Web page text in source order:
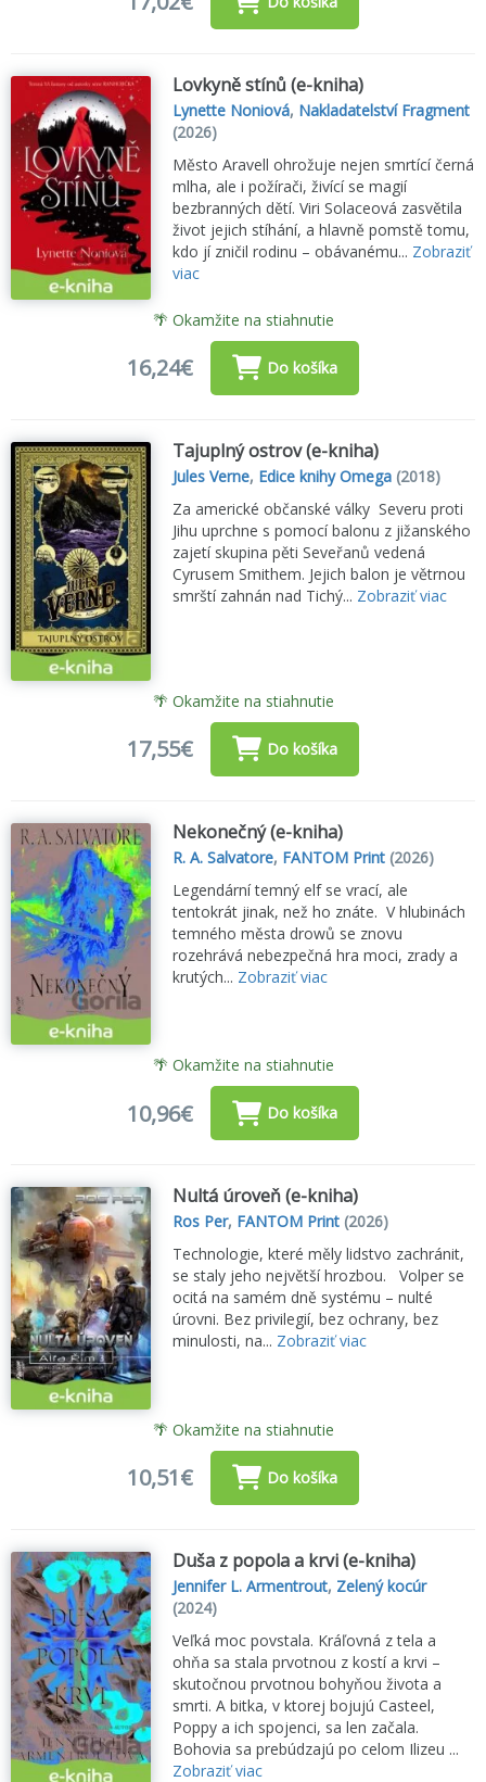
Lovkyně stínů (e-kniha)
Lynette Noniová, Nakladatelství Fragment
(2026)
Město Aravell ohrožuje nejen smrtící černá
mlha, ale i požírači, živící se magií
bezbranných dětí. Viri Solaceová zasvětila
život jejich stíhání, a hlavně pomstě tomu,
kdo jí zničil rodinu – obávanému... Zobraziť
viac
🌴 Okamžite na stiahnutie
16,24€ Do košíka
Tajuplný ostrov (e-kniha)
Jules Verne, Edice knihy Omega (2018)
Za americké občanské války Severu proti
Jihu uprchne s pomocí balonu z jižanského
zajetí skupina pěti Seveřanů vedená
Cyrusem Smithem. Jejich balon je větrnou
smrští zahnán nad Tichý... Zobraziť viac
🌴 Okamžite na stiahnutie
17,55€ Do košíka
Nekonečný (e-kniha)
R. A. Salvatore, FANTOM Print (2026)
Legendární temný elf se vrací, ale
tentokrát jinak, než ho znáte. V hlubinách
temného města drowů se znovu
rozehrává nebezpečná hra moci, zrady a
krutých... Zobraziť viac
🌴 Okamžite na stiahnutie
10,96€ Do košíka
Nultá úroveň (e-kniha)
Ros Per, FANTOM Print (2026)
Technologie, které měly lidstvo zachránit,
se staly jeho největší hrozbou. Volper se
ocitá na samém dně systému – nulté
úrovni. Bez privilegií, bez ochrany, bez
minulosti, na... Zobraziť viac
🌴 Okamžite na stiahnutie
10,51€ Do košíka
Duša z popola a krvi (e-kniha)
Jennifer L. Armentrout, Zelený kocúr
(2024)
Veľká moc povstala. Kráľovná z tela a
ohňa sa stala prvotnou z kostí a krvi –
skutočnou prvotnou bohyňou života a
smrti. A bitka, v ktorej bojujú Casteel,
Poppy a ich spojenci, sa len začala.
Bohovia sa prebúdzajú po celom Ilizeu ...
Zobraziť viac